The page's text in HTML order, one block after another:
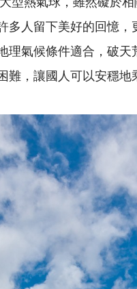
人留下美好的回憶，
理氣候條件適合，破
，讓國人可以安穩地